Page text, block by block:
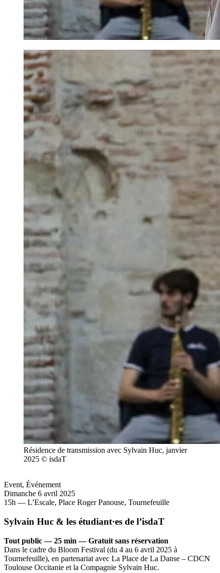
Résidence de transmission avec Sylvain Huc, janvier
2025 © isdaT
Event, Événement
Dimanche 6 avril 2025
15h — L’Escale, Place Roger Panouse, Tournefeuille
Sylvain Huc & les étudiant·es de l’isdaT
Tout public — 25 min — Gratuit sans réservation
Dans le cadre du Bloom Festival (du 4 au 6 avril 2025 à
Tournefeuille), en partenariat avec La Place de La Danse – CDCN
Toulouse Occitanie et la Compagnie Sylvain Huc.